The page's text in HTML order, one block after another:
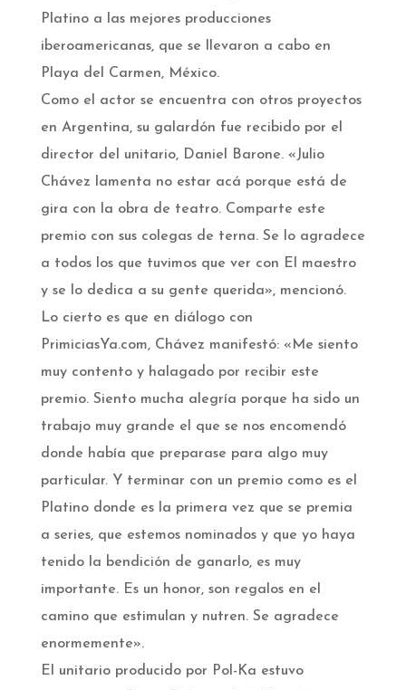
Platino a las mejores producciones
iberoamericanas, que se llevaron a cabo en
Playa del Carmen, México.
Como el actor se encuentra con otros proyectos
en Argentina, su galardón fue recibido por el
director del unitario, Daniel Barone. «Julio
Chávez lamenta no estar acá porque está de
gira con la obra de teatro. Comparte este
premio con sus colegas de terna. Se lo agradece
a todos los que tuvimos que ver con El maestro
y se lo dedica a su gente querida», mencionó.
Lo cierto es que en diálogo con
PrimiciasYa.com, Chávez manifestó: «Me siento
muy contento y halagado por recibir este
premio. Siento mucha alegría porque ha sido un
trabajo muy grande el que se nos encomendó
donde había que preparase para algo muy
particular. Y terminar con un premio como es el
Platino donde es la primera vez que se premia
a series, que estemos nominados y que yo haya
tenido la bendición de ganarlo, es muy
importante. Es un honor, son regalos en el
camino que estimulan y nutren. Se agradece
enormemente».
El unitario producido por Pol-Ka estuvo